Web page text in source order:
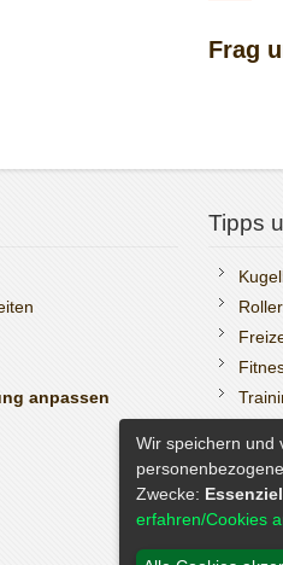
Frag
anpassen
Tipps
Wir speichern und
Zwecke:
erfahren/Cookies